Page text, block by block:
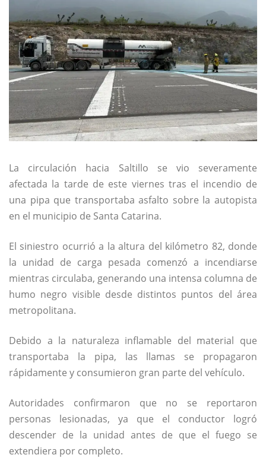
La circulación hacia Saltillo se vio severamente
afectada la tarde de este viernes tras el incendio de
una pipa que transportaba asfalto sobre la autopista
en el municipio de Santa Catarina.
El siniestro ocurrió a la altura del kilómetro 82, donde
la unidad de carga pesada comenzó a incendiarse
mientras circulaba, generando una intensa columna de
humo negro visible desde distintos puntos del área
metropolitana.
Debido a la naturaleza inflamable del material que
transportaba la pipa, las llamas se propagaron
rápidamente y consumieron gran parte del vehículo.
Autoridades confirmaron que no se reportaron
personas lesionadas, ya que el conductor logró
descender de la unidad antes de que el fuego se
extendiera por completo.